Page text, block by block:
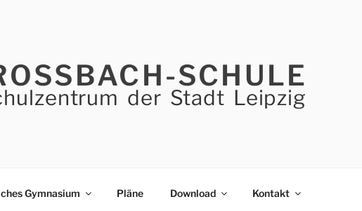
SCHULE
der Stadt Leipzig
Gymnasium Pläne Download Kontakt